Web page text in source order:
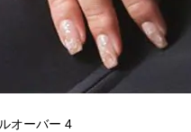
オーバー 4